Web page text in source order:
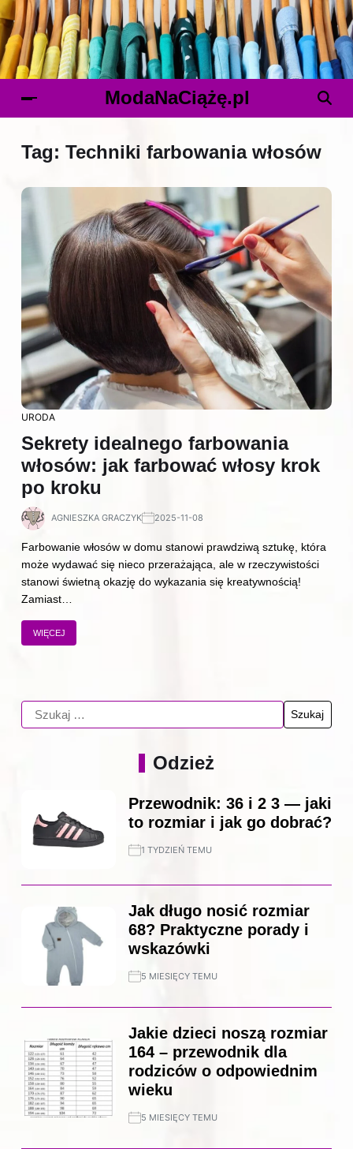
ModaNaCiążę.pl
Tag: Techniki farbowania włosów
URODA
Sekrety idealnego farbowania
włosów: jak farbować włosy krok
po kroku
AGNIESZKA GRACZYK 2025-11-08
Farbowanie włosów w domu stanowi prawdziwą sztukę, która
może wydawać się nieco przerażająca, ale w rzeczywistości
stanowi świetną okazję do wykazania się kreatywnością!
Zamiast…
WIĘCEJ
Odzież
Przewodnik: 36 i 2 3 — jaki
to rozmiar i jak go dobrać?
1 TYDZIEŃ TEMU
Jak długo nosić rozmiar
68? Praktyczne porady i
wskazówki
5 MIESIĘCY TEMU
Jakie dzieci noszą rozmiar
164 – przewodnik dla
rodziców o odpowiednim
wieku
5 MIESIĘCY TEMU